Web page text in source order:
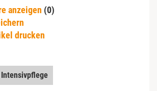
anzeigen (0)
drucken